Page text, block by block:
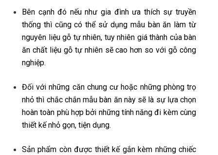
Bên cạnh đó nếu như gia đình ưa thích sự truyền
thống thì cũng có thể sử dụng mẫu bàn ăn làm từ
nguyên liệu gỗ tự nhiên, tuy nhiên giá thành của bàn
ăn chất liệu gỗ tự nhiên sẽ cao hơn so với gỗ công
nghiệp.
Đối với những căn chung cư hoặc những phòng trọ
nhỏ thì chắc chắn mẫu bàn ăn này sẽ là sự lựa chọn
hoàn toàn phù hợp bởi những tính năng đi kèm cùng
thiết kế nhỏ gọn, tiện dụng.
Sản phẩm còn được thiết kế gắn kèm những chiếc